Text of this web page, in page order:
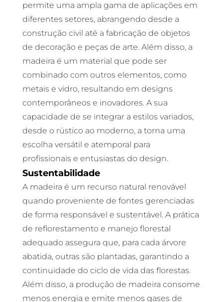
permite uma ampla gama de aplicações em
diferentes setores, abrangendo desde a
construção civil até a fabricação de objetos
de decoração e peças de arte. Além disso, a
madeira é um material que pode ser
combinado com outros elementos, como
metais e vidro, resultando em designs
contemporâneos e inovadores. A sua
capacidade de se integrar a estilos variados,
desde o rústico ao moderno, a torna uma
escolha versátil e atemporal para
profissionais e entusiastas do design.
Sustentabilidade
A madeira é um recurso natural renovável
quando proveniente de fontes gerenciadas
de forma responsável e sustentável. A prática
de reflorestamento e manejo florestal
adequado assegura que, para cada árvore
abatida, outras são plantadas, garantindo a
continuidade do ciclo de vida das florestas.
Além disso, a produção de madeira consome
menos energia e emite menos gases de